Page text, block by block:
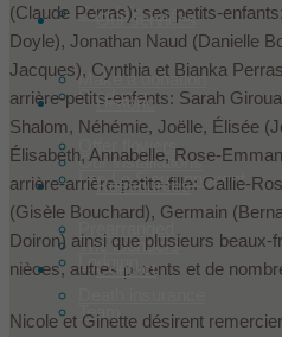
Condoleances
Make a donation
Offer flowers
Our services
Products
Our installations
Prearranged
Historic
Les Le Sieur innovent
The founders
Team
Ressources
Lodging
Contact
(Claude Perras); ses petits-
Doyle), Jonathan Naud (Danielle
Jacques), Cynthia et Bianka
arrière-petits-enfants: Sarah
Shalom, Néhémie, Joëlle, Élisée
Élisabeth, Annabelle, Rose-
arrière-arrière-petite-fille: Callie-
(Gisèle Bouchard), Germain
Doiron) ainsi que plusieurs
nièces, autres parents et de
Nicole et Ginette désirent